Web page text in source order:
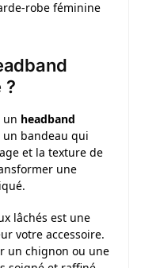
robe féminine
?
un headband
bandeau qui
et la texture de
une
lâchés est une
votre accessoire.
un chignon ou une